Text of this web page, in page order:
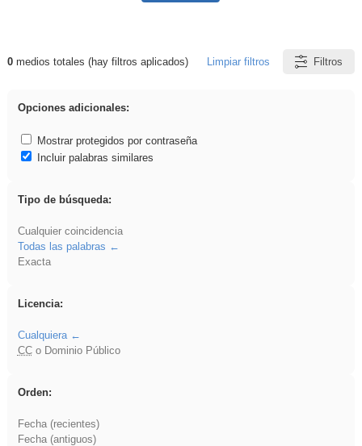
Resultados de: Explorations
0medios totales (hay filtros aplicados) Limpiar filtros Filtros
Opciones adicionales:
Mostrar protegidos por contraseña
Incluir palabras similares
Tipo de búsqueda:
Cualquier coincidencia
Todas las palabras
Exacta
Licencia:
Cualquiera
CCo Dominio Público
Orden:
Fecha (recientes)
Fecha (antiguos)